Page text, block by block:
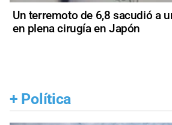
Un terremoto de 6,8 sacudió a
en plena cirugía en Japón
+ Política